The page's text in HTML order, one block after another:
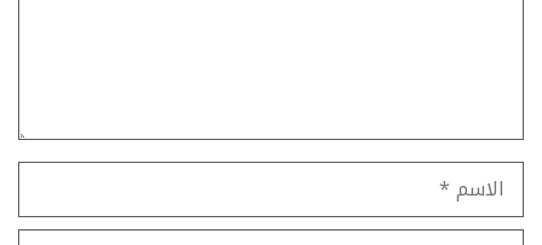
الاسم